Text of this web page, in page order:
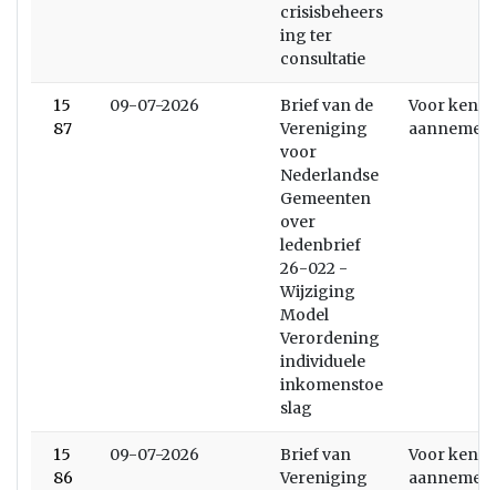
crisisbeheers
ing ter
consultatie
15
87
09-07-2026
Brief van de
Vereniging
voor
Nederlandse
Gemeenten
over
ledenbrief
26-022 -
Wijziging
Model
Verordening
individuele
inkomenstoe
slag
Voor
aannemen
15
86
09-07-2026
Brief van
Vereniging
Voor
aannemen